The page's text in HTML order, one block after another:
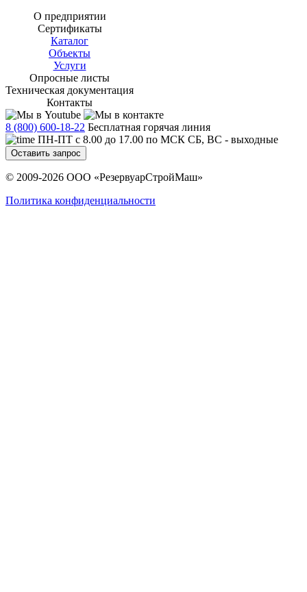
О предприятии
Сертификаты
Каталог
Объекты
Услуги
Опросные листы
Техническая документация
Контакты
8 (800) 600-18-22 Бесплатная горячая линия
ПН-ПТ с 8.00 до 17.00 по МСК СБ, ВС - выходные
Оставить запрос
© 2009-2026 ООО «РезервуарСтройМаш»
Политика конфиденциальности